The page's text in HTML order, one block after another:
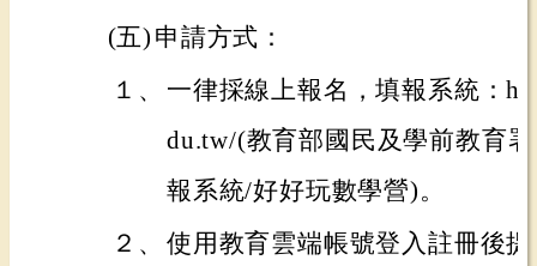
(五) 申請方式：
１、
一律採線上報名，填報系統：
du.tw/(教育部國民及學前教育
報系統/好好玩數學營)。
２、 使用教育雲端帳號登入註冊後